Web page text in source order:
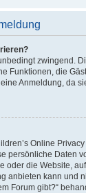
zwingend.
Funktionen, die
Anmeldung, da
Online
persönliche Daten
oder die Website,
anbieten kann und
Forum gibt?“